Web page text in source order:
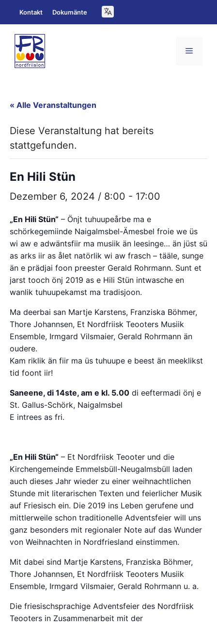
Inhalt
springen
Kontakt Dokumänte
Menü
« Alle Veranstaltungen
Diese Veranstaltung hat bereits
stattgefunden.
En Hili Stün
Dezember 6, 2024 / 8:00 - 17:00
„En Hili Stün“ – Önjt tuhuupeårbe ma e
schörkegemiinde Naigalmsbel-Ämesbel froie we üs
wi aw e adwäntsfiir ma musiik än leesinge… än jüst sü
as arks iir as ålet natörlik wi aw frasch – tääle, sunge
än e prädjai foon preester Gerald Rohrmann. Sunt et
jarst tooch önj 2019 as e Hili Stün intwasche en
wanlik tuhuupekamst ma tradisjoon.
Ma deerbai san Martje Karstens, Franziska Böhmer,
Thore Johannsen, Et Nordfriisk Teooters Musiik
Ensemble, Irmgard Vilsmaier, Gerald Rohrmann än
oudere.
Kam riklik än fiir ma üs tuhuupe e beest än meeklikst
tid foont iir!
Saneene, di 14ste, am e kl. 5.00 di eeftermadi önj e
St. Gallus-Schörk, Naigalmsbel
E intrees as fri.
„En Hili Stün“ – Et Nordfriisk Teooter und die
Kirchengemeinde Emmelsbüll-Neugalmsbüll laden
auch dieses Jahr wieder zu einer weihnachtlichen
Stunde mit literarischen Texten und feierlicher Musik
auf Friesisch ein. Die 2019 ins Leben gerufene und
mittlerweile schon traditionelle Adventsfeier will uns
ganz besonders mit regionaler Note auf das Wunder
von Weihnachten in Nordfriesland einstimmen.
Mit dabei sind Martje Karstens, Franziska Böhmer,
Thore Johannsen, Et Nordfriisk Teooters Musiik
Ensemble, Irmgard Vilsmaier, Gerald Rohrmann u. a.
Die friesischsprachige Adventsfeier des Nordfriisk
Teooters in Zusammenarbeit mit der